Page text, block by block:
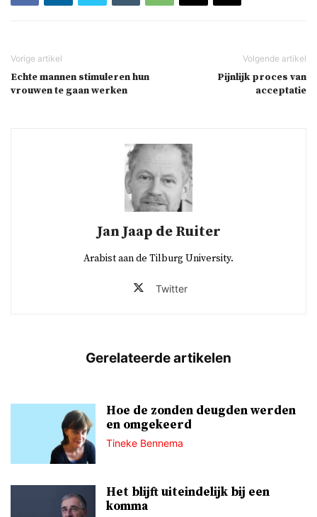
Echte mannen stimuleren hun
vrouwen te gaan werken
Pijnlijk proces van
acceptatie
Jan Jaap de Ruiter
Arabist aan de Tilburg University.
Twitter
Hoe de zonden deugden werden
en omgekeerd
Tineke Bennema
Het blijft uiteindelijk bij een
komma